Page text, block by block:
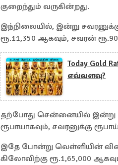
குறைந்தும் வருகின்றது.
இந்நிலையில், இன்று
ரூ.11,350 ஆகவும், சவரன்
Today Gold
எவ்வளவு?
தற்போது சென்னையில் இன்று 22
ரூபாயாகவும், சவரனுக்கு
இதே போன்று வெள்ளியின்
கிலோவிற்கு ரூ.1,65,000